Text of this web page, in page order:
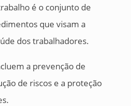
é o conjunto de
que visam a
dos trabalhadores.
a prevenção de
de riscos e a proteção